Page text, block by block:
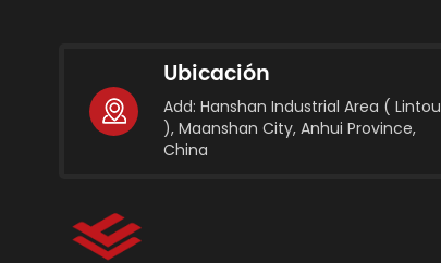
Ubicación
Add: Hanshan Industrial Area ( Lintou
), Maanshan City, Anhui Province,
China